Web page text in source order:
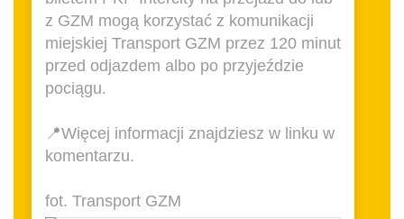
z GZM mogą korzystać z komunikacji
miejskiej Transport GZM przez 120 minut
przed odjazdem albo po przyjeździe
pociągu.
📍Więcej informacji znajdziesz w linku w
komentarzu.
fot. Transport GZM